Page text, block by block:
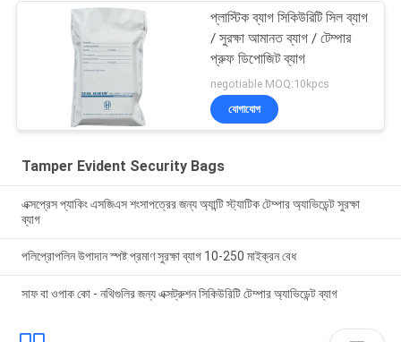
প্লাস্টিক ব্যাগ সিকিউরিটি সিল ব্যাগ
/ সুরক্ষা আমানত ব্যাগ / টেম্পার
প্রুফ ডিপোজিট ব্যাগ
negotiable MOQ:10kpcs
যোগাযোগ
Tamper Evident Security Bags
এক্সপ্রেস প্যাকিং এসজিএস শংসাপত্রের জন্য অ্যান্টি স্ট্যাটিক টেম্পার অ্যাভিডেন্ট সুরক্ষা
ব্যাগ
পলিপ্রোপলিন উপাদান স্পষ্ট প্রমাণ সুরক্ষা ব্যাগ 10-250 মাইক্রন বেধ
সাফ বা ওপাক কো - নথিগুলির জন্য এক্সট্রুশন সিকিউরিটি টেম্পার অ্যাভিডেন্ট ব্যাগ